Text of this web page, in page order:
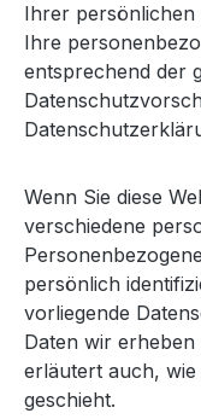
Ihrer persönlichen
Ihre
entsprechend der
Wenn Sie diese
verschiedene
persönlich
vorliegende
Daten wir
erläutert auch,
geschieht.